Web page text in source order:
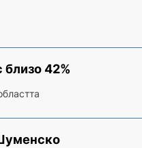
близо 42%